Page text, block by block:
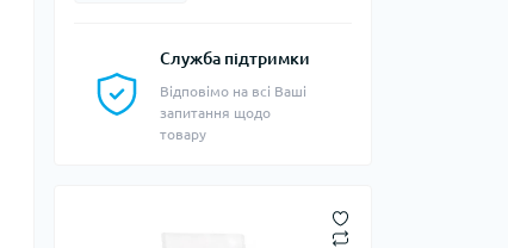
Служба підтримки
Відповімо на всі Ваші
запитання щодо
товару